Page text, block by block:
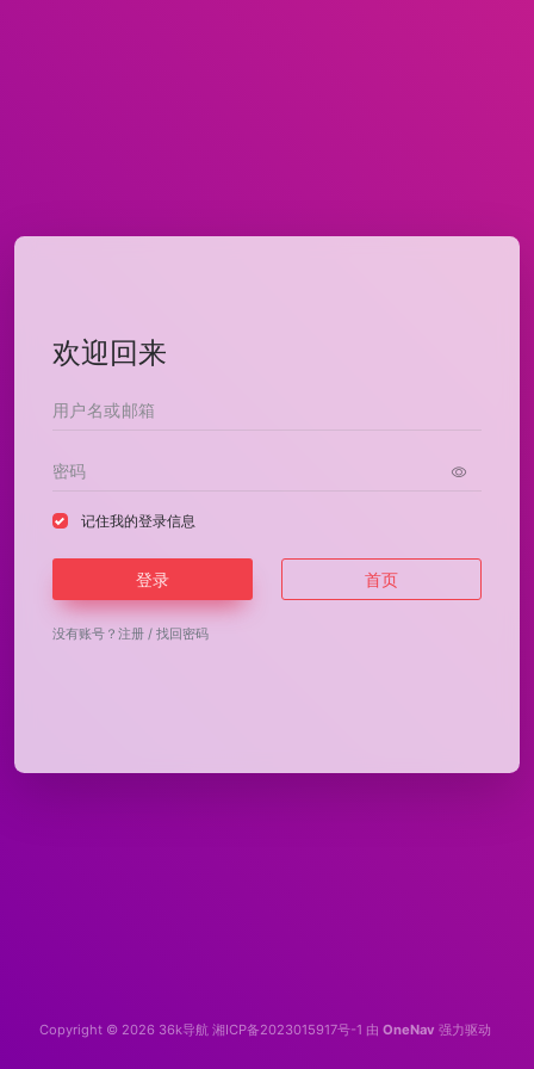
欢迎回来
记住我的登录信息
登录 首页
没有账号？ 注册 / 找回密码
Copyright © 2026 36k导航 湘ICP备2023015917号-1 由 OneNav 强力驱动